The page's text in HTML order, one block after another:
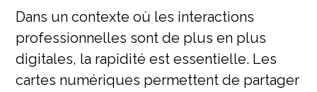
Dans un contexte où les interactions
professionnelles sont de plus en plus
digitales, la rapidité est essentielle. Les
cartes numériques permettent de partager